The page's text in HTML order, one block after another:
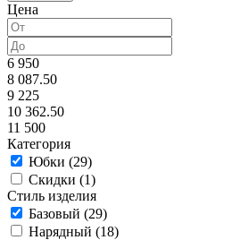
Цена
6 950
8 087.50
9 225
10 362.50
11 500
Категория
Юбки (29)
Скидки (1)
Стиль изделия
Базовый (29)
Нарядный (18)